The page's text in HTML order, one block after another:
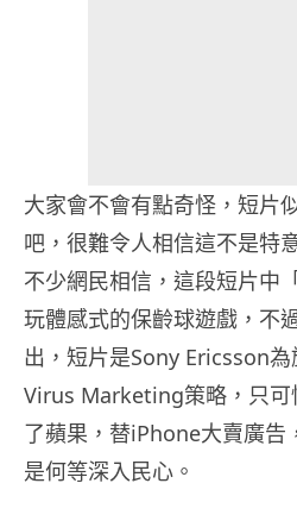
大家會不會有點奇怪，短片
吧，很難令人相信這不是特
不少網民相信，這段短片中
玩體感式的保齡球遊戲，不
出，短片是Sony Ericsson
Virus Marketing策略，只可
了蘋果，替iPhone大賣廣
是何等深入民心。